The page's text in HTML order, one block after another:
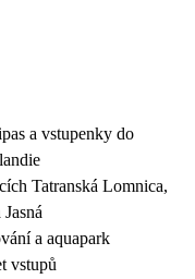
a vstupenky do
Tatranská Lomnica,
a aquapark
vstupů